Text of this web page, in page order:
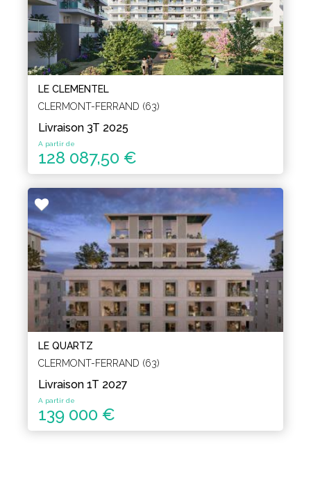
LE CLEMENTEL
CLERMONT-FERRAND (63)
Livraison 3T 2025
A partir de
128 087,50 €
LE QUARTZ
CLERMONT-FERRAND (63)
Livraison 1T 2027
A partir de
139 000 €